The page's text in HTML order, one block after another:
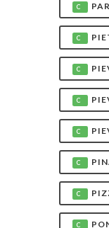
C
C
C
C
C
C
C
C